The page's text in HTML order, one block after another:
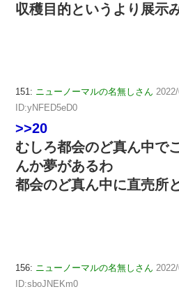
収穫目的というより展示
151: ニューノーマルの名無しさん
ID:yNFED5eD0
>>20
むしろ都会のど真ん中で
んか夢があるわ
都会のど真ん中に直売所
156: ニューノーマルの名無しさん
ID:sboJNEKm0